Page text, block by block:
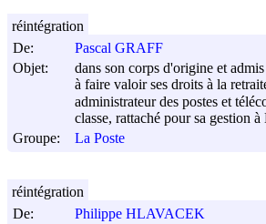
De:
Pascal GRAFF
Objet:
dans son corps d'origine et admis
à faire valoir ses droits à la
administrateur des postes et
classe, rattaché pour sa gestion à
Groupe:
La Poste
réintégration
De:
Philippe HLAVACEK
réintégration